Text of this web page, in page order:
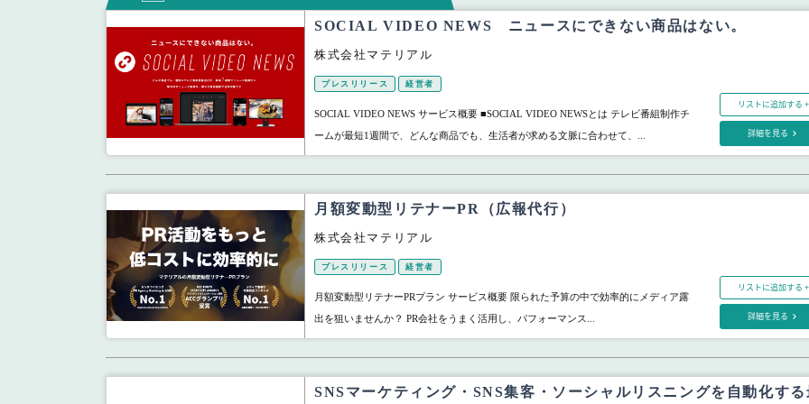
SOCIAL VIDEO NEWS ニュースにできない商品はない。
株式会社マテリアル
プレスリリース 経営者
SOCIAL VIDEO NEWS サービス概要 ■SOCIAL VIDEO NEWSとは テレビ番組制作チ
ームが最短1週間で、どんな商品でも、生活者が求める文脈に合わせて、...
リストに追加する +
詳細を見る
月額変動型リテナーPR（広報代行）
株式会社マテリアル
プレスリリース 経営者
月額変動型リテナーPRプラン サービス概要 限られた予算の中で効率的にメディア露
出を狙いませんか？ PR会社をうまく活用し、パフォーマンス...
リストに追加する +
詳細を見る
SNSマーケティング・SNS集客・ソーシャルリスニングを自動化する